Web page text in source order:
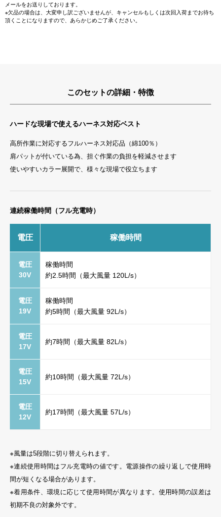
メールをお送りしております。
※欠品の場合は、大変申し訳ございませんが、キャンセルもしくは次回入荷までお待ち
頂くことになりますので、あらかじめご了承ください。
このセットの詳細・特徴
ハードな現場で使えるハーネス対応ベスト
高所作業に対応するフルハーネス対応品（綿100％）
肩パットが付いている為、担ぐ作業の負担を軽減させます
使いやすいカラー展開で、様々な現場で役立ちます
連続稼働時間（フル充電時）
電圧 稼働時間
電圧
30V
稼働時間
約2.5時間（最大風量 120L/s）
電圧
19V
稼働時間
約5時間（最大風量 92L/s）
電圧
17V
約7時間（最大風量 82L/s）
電圧
15V
約10時間（最大風量 72L/s）
電圧
12V
約17時間（最大風量 57L/s）
※風量は5段階に切り替えられます。
※連続使用時間はフル充電時の値です。電源操作の繰り返しで使用時
間が短くなる場合があります。
※着用条件、環境に応じて使用時間が異なります。使用時間の誤差は
初期不良の対象外です。